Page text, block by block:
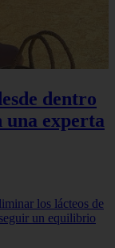
dentro
una experta